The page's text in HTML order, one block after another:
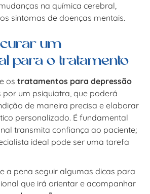
na química cerebral,
sintomas de doenças mentais.
um
para o tratamento
ostratamentos para depressão
por um psiquiatra, que poderá
de maneira precisa e elaborar
personalizado. É fundamental
transmita confiança ao paciente;
ideal pode ser uma tarefa
a pena seguir algumas dicas para
que irá orientar e acompanhar